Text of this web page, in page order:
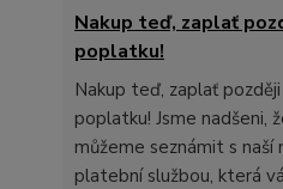
Nakup teď, zaplať
poplatku!
Nakup teď, zaplať
poplatku! Jsme nadšeni,
můžeme seznámit s naší
platební službou, která